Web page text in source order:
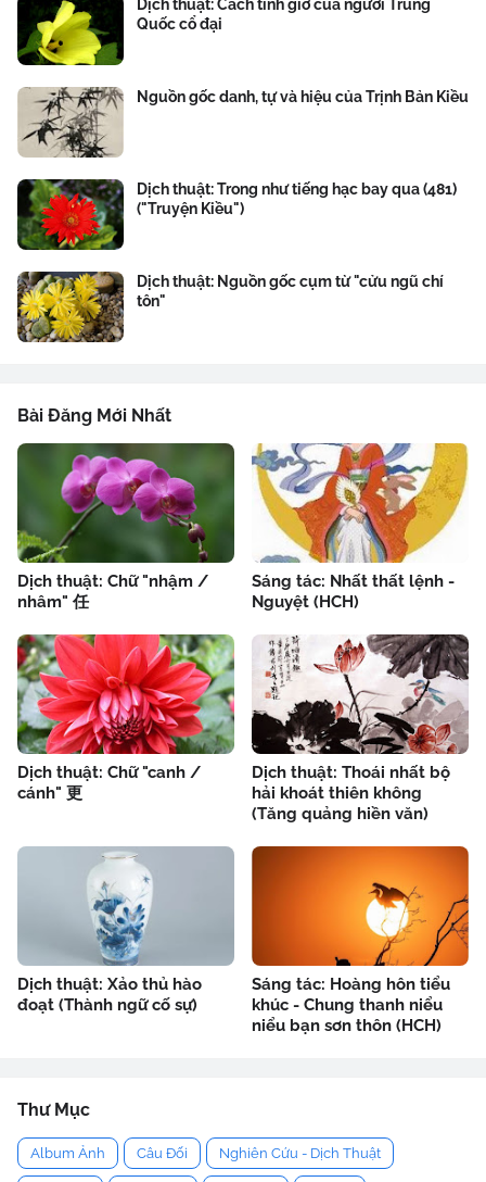
Dịch thuật: Cách tính giờ của người Trung
Quốc cổ đại
Nguồn gốc danh, tự và hiệu của Trịnh Bản Kiều
Dịch thuật: Trong như tiếng hạc bay qua (481)
("Truyện Kiều")
Dịch thuật: Nguồn gốc cụm từ "cửu ngũ chí
tôn"
Bài Đăng Mới Nhất
Dịch thuật: Chữ "nhậm /
nhâm" 任
Sáng tác: Nhất thất lệnh -
Nguyệt (HCH)
Dịch thuật: Chữ "canh /
cánh" 更
Dịch thuật: Thoái nhất bộ
hải khoát thiên không
(Tăng quảng hiền văn)
Dịch thuật: Xảo thủ hào
đoạt (Thành ngữ cố sự)
Sáng tác: Hoàng hôn tiểu
khúc - Chung thanh niểu
niểu bạn sơn thôn (HCH)
Thư Mục
Album Ảnh Câu Đối Nghiên Cứu - Dịch Thuật